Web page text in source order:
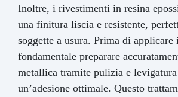
Inoltre, i rivestimenti in resina
una finitura liscia e resistente,
soggette a usura. Prima di
fondamentale preparare
metallica tramite pulizia e
un’adesione ottimale. Questo